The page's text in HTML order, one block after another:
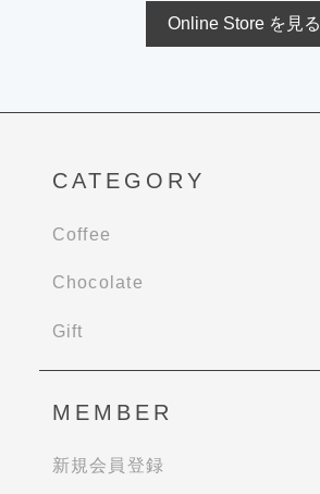
Online Store を見る
CATEGORY
Coffee
Chocolate
Gift
MEMBER
新規会員登録